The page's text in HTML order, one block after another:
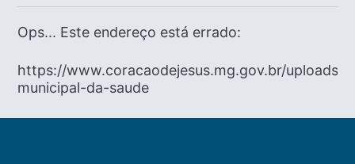
Ops... Este endereço está errado:
https://www.coracaodejesus.mg.gov.br/uploads/
municipal-da-saude